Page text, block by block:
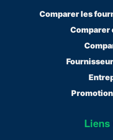
Comparer les